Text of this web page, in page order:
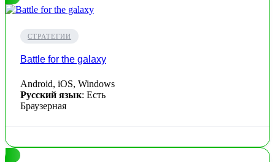
СТРАТЕГИИ
Battle for the galaxy
Android, iOS, Windows
Русский язык: Есть
Браузерная